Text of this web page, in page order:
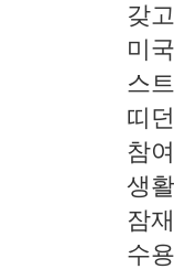
갖
미
스
띠
참
생
잠
수